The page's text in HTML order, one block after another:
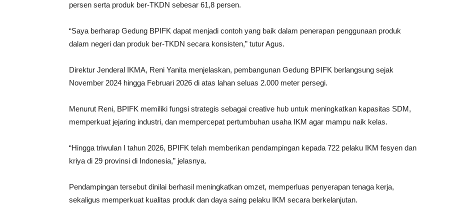
persen serta produk ber-TKDN sebesar 61,8 persen.
“Saya berharap Gedung BPIFK dapat menjadi contoh yang baik dalam penerapan penggunaan produk
dalam negeri dan produk ber-TKDN secara konsisten,” tutur Agus.
Direktur Jenderal IKMA, Reni Yanita menjelaskan, pembangunan Gedung BPIFK berlangsung sejak
November 2024 hingga Februari 2026 di atas lahan seluas 2.000 meter persegi.
Menurut Reni, BPIFK memiliki fungsi strategis sebagai creative hub untuk meningkatkan kapasitas SDM,
memperkuat jejaring industri, dan mempercepat pertumbuhan usaha IKM agar mampu naik kelas.
“Hingga triwulan I tahun 2026, BPIFK telah memberikan pendampingan kepada 722 pelaku IKM fesyen dan
kriya di 29 provinsi di Indonesia,” jelasnya.
Pendampingan tersebut dinilai berhasil meningkatkan omzet, memperluas penyerapan tenaga kerja,
sekaligus memperkuat kualitas produk dan daya saing pelaku IKM secara berkelanjutan.